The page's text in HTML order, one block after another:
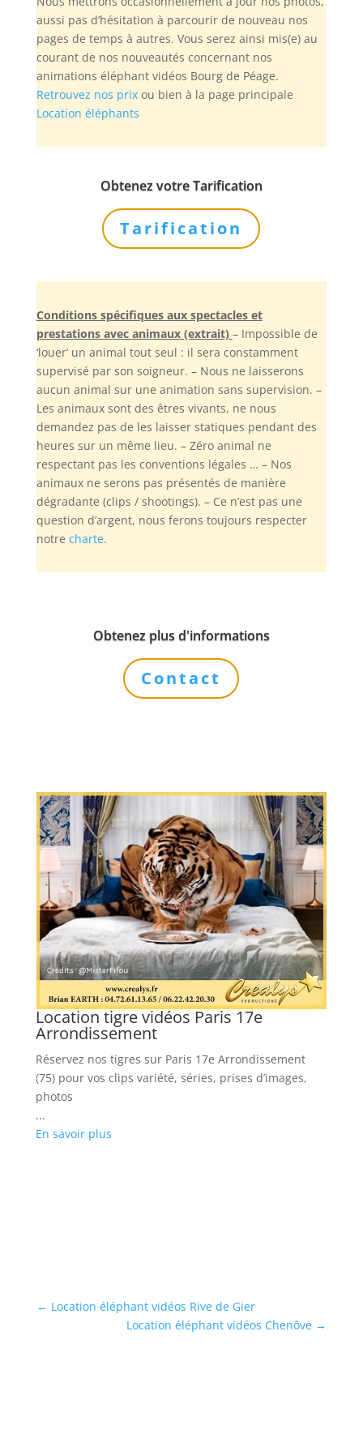
aussi pas d’hésitation à parcourir de nouveau nos
pages de temps à autres. Vous serez ainsi mis(e) au
courant de nos nouveautés concernant nos
animations éléphant vidéos Bourg de Péage.
Retrouvez nos prixou bien à la page principale
Location éléphants
Obtenez votre Tarification
Tarification
Conditions spécifiques aux spectacles et
prestations avec animaux (extrait) – Impossible de
‘louer’ un animal tout seul : il sera constamment
supervisé par son soigneur. – Nous ne laisserons
aucun animal sur une animation sans supervision. –
Les animaux sont des êtres vivants, ne nous
demandez pas de les laisser statiques pendant des
heures sur un même lieu. – Zéro animal ne
respectant pas les conventions légales … – Nos
animaux ne serons pas présentés de manière
dégradante (clips / shootings). – Ce n’est pas une
question d’argent, nous ferons toujours respecter
notre charte.
Obtenez plus d'informations
Contact
Location tigre vidéos Paris 17e
Arrondissement
Réservez nos tigres sur Paris 17e Arrondissement
(75) pour vos clips variété, séries, prises d’images,
photos
...
En savoir plus
← Location éléphant vidéos Rive de Gier
Location éléphant vidéos Chenôve →